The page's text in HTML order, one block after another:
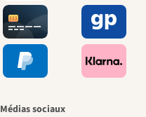
Médias sociaux